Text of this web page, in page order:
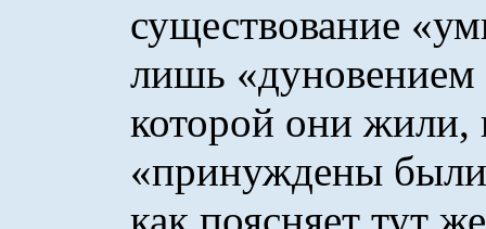
существование
лишь «дуновением
которой они жили,
«принуждены